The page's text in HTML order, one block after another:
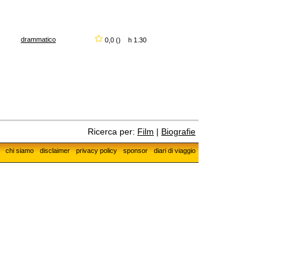
drammatico
0,0 () h 1.30
Ricerca per: Film | Biografie
diari di viaggio
sponsor
privacy policy
disclaimer
chi siamo